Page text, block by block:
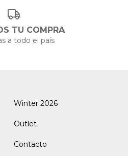
TU COMPRA
a todo el país
Winter 2026
Outlet
Contacto